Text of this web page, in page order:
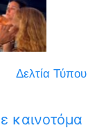
Δελτία Τύπου
καινοτόμα